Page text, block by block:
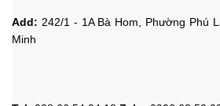
Add: 242/1 - 1A Bà Hom, Phường Phú
Minh